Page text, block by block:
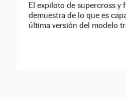
El expiloto de supercross y
demuestra de lo que es
última versión del modelo